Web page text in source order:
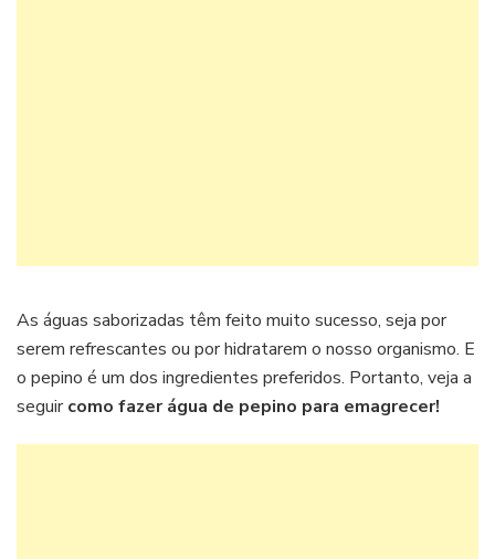
As águas saborizadas têm feito muito sucesso, seja por
serem refrescantes ou por hidratarem o nosso organismo. E
o pepino é um dos ingredientes preferidos. Portanto, veja a
seguircomo fazer água de pepino para emagrecer!